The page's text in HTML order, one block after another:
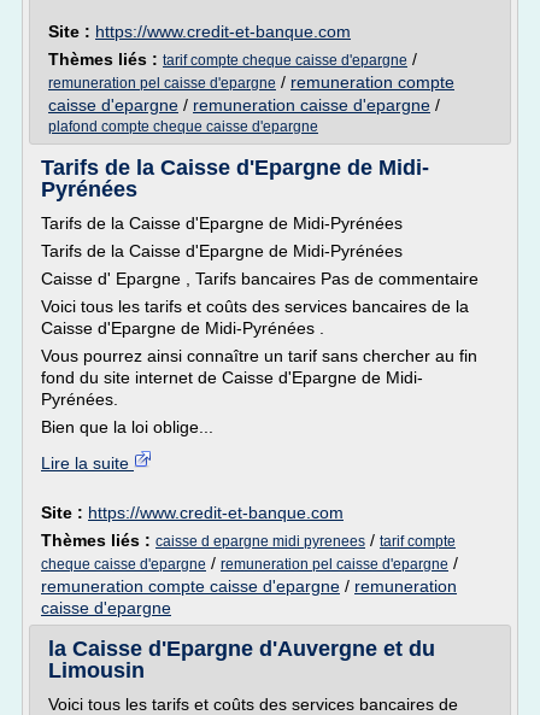
Site : https://www.credit-et-banque.com
Thèmes liés : tarif compte cheque caisse d'epargne /
remuneration pel caisse d'epargne / remuneration compte
caisse d'epargne / remuneration caisse d'epargne /
plafond compte cheque caisse d'epargne
Tarifs de la Caisse d'Epargne de Midi-
Pyrénées
Tarifs de la Caisse d'Epargne de Midi-Pyrénées
Tarifs de la Caisse d'Epargne de Midi-Pyrénées
Caisse d' Epargne , Tarifs bancaires Pas de commentaire
Voici tous les tarifs et coûts des services bancaires de la
Caisse d'Epargne de Midi-Pyrénées .
Vous pourrez ainsi connaître un tarif sans chercher au fin
fond du site internet de Caisse d'Epargne de Midi-
Pyrénées.
Bien que la loi oblige...
Lire la suite
Site : https://www.credit-et-banque.com
Thèmes liés : caisse d epargne midi pyrenees / tarif compte
cheque caisse d'epargne / remuneration pel caisse d'epargne /
remuneration compte caisse d'epargne / remuneration
caisse d'epargne
la Caisse d'Epargne d'Auvergne et du
Limousin
Voici tous les tarifs et coûts des services bancaires de